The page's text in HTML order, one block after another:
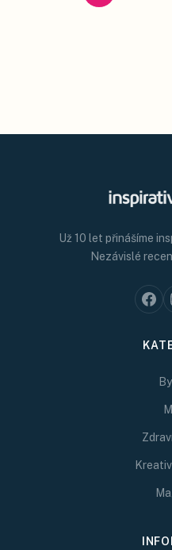
Už 10 let přinášíme
Nezávislé